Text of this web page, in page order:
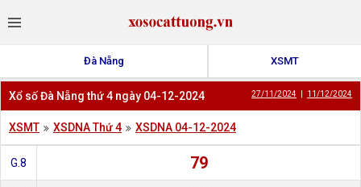
Đà Nẵng XSMT
Xổ số Đà Nẵng thứ 4 ngày 04-12-2024 27/11/2024 11/12/2024
XSMT XSDNA Thứ 4 XSDNA 04-12-2024
G.8 79